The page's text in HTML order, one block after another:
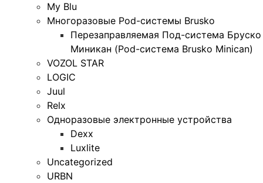
My Blu
Многоразовые Pod-системы Brusko
Перезаправляемая Под-система Бруско
Миникан (Pod-система Brusko Minican)
VOZOL STAR
LOGIC
Juul
Relx
Одноразовые электронные устройства
Dexx
Luxlite
Uncategorized
URBN